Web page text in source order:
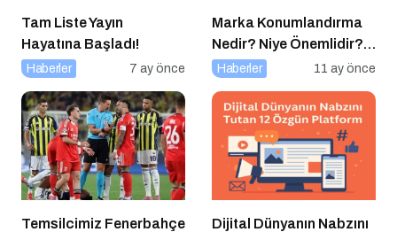
Tam Liste Yayın
Hayatına Başladı!
Haberler 7 ay önce
Marka Konumlandırma
Nedir? Niye Önemlidir?
Nasıl Yapılır?
Haberler 11 ay önce
Temsilcimiz Fenerbahçe
Dijital Dünyanın Nabzını